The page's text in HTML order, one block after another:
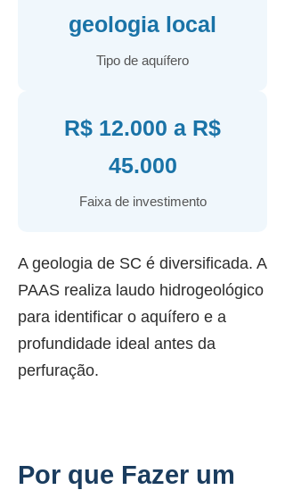
geologia local
Tipo de aquífero
R$ 12.000 a R$
45.000
Faixa de investimento
A geologia de SC é diversificada. A
PAAS realiza laudo hidrogeológico
para identificar o aquífero e a
profundidade ideal antes da
perfuração.
Por que Fazer um